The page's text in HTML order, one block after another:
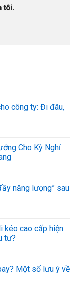
tôi.
công ty: Đi đâu,
Cho Kỳ Nghỉ
năng lượng” sau
kéo cao cấp hiện
tư?
Một số lưu ý về